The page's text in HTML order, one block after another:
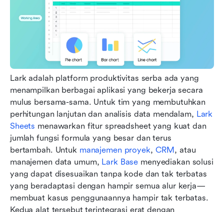
Lark adalah platform produktivitas serba ada yang
menampilkan berbagai aplikasi yang bekerja secara
mulus bersama-sama. Untuk tim yang membutuhkan
perhitungan lanjutan dan analisis data mendalam, Lark
Sheets menawarkan fitur spreadsheet yang kuat dan
jumlah fungsi formula yang besar dan terus
bertambah. Untuk manajemen proyek, CRM, atau
manajemen data umum, Lark Base menyediakan solusi
yang dapat disesuaikan tanpa kode dan tak terbatas
yang beradaptasi dengan hampir semua alur kerja—
membuat kasus penggunaannya hampir tak terbatas.
Kedua alat tersebut terintegrasi erat dengan